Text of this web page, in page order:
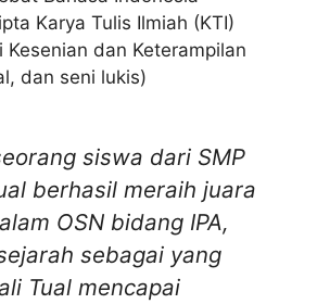
Karya Tulis Ilmiah (KTI)
Kesenian dan Keterampilan
dan seni lukis)
siswa dari SMP
berhasil meraih juara
OSN bidang IPA,
sebagai yang
Tual mencapai